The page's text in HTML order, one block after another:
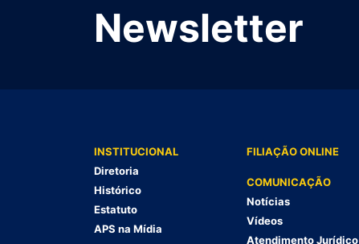
Newsletter
INSTITUCIONAL
Diretoria
Histórico
Estatuto
APS na Mídia
FILIAÇÃO ONLINE
COMUNICAÇÃO
Notícias
Vídeos
Atendimento Jurídico